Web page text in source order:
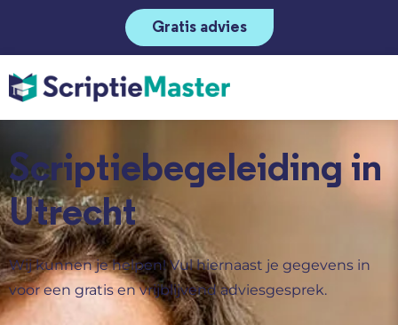
Gratis advies
Scriptiebegeleiding in
Utrecht
Wij kunnen je helpen! Vul hiernaast je gegevens in
voor een gratis en vrijblijvend adviesgesprek.